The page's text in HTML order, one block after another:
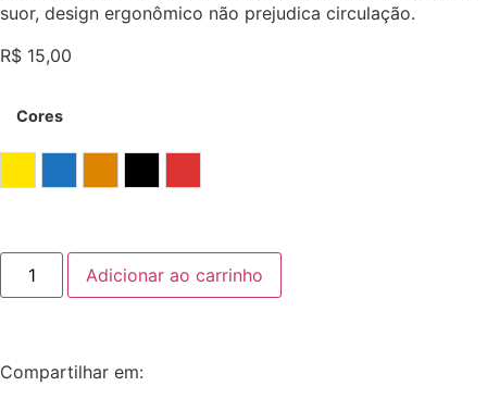
suor, design ergonômico não prejudica circulação.
R$ 15,00
Cores
Amarelo
Azul LaranjaPretoVermelho
Adicionar ao carrinho
Compartilhar em: